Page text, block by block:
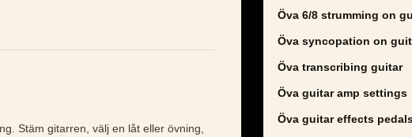
Stäm gitarren, välj en låt eller övning,
Öva 6/8 strumming on
Öva syncopation on
Öva transcribing guitar
Öva guitar amp settings
Öva guitar effects